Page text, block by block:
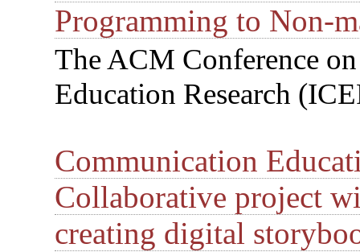
Programming to Non-
The ACM Conference
Education Research
Communication
Collaborative project
creating digital